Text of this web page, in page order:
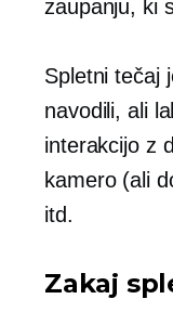
zaupanju, ki
Spletni tečaj
navodili, ali
interakcijo z
kamero (ali
itd.
Zakaj